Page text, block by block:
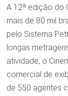
A 12ª edição do
mais de 80 mil
pelo Sistema
longas
atividade, o
comercial de
de 550 agentes